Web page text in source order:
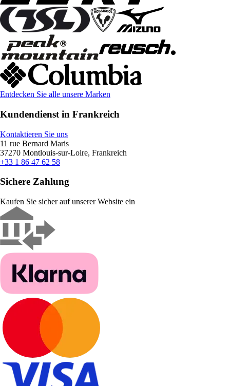
Entdecken Sie alle unsere Marken
Kundendienst in Frankreich
Kontaktieren Sie uns
11 rue Bernard Maris
37270 Montlouis-sur-Loire, Frankreich
+33 1 86 47 62 58
Sichere Zahlung
Kaufen Sie sicher auf unserer Website ein